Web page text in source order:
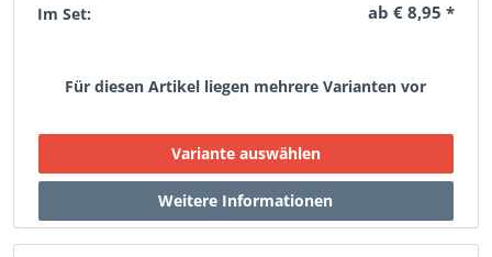
Im Set: ab € 8,95 *
Für diesen Artikel liegen mehrere Varianten vor